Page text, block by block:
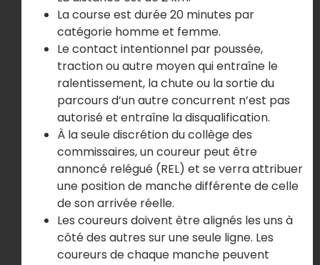
La course est durée 20 minutes par
catégorie homme et femme.
Le contact intentionnel par poussée,
traction ou autre moyen qui entraîne le
ralentissement, la chute ou la sortie du
parcours d’un autre concurrent n’est pas
autorisé et entraîne la disqualification.
À la seule discrétion du collège des
commissaires, un coureur peut être
annoncé relégué (REL) et se verra attribuer
une position de manche différente de celle
de son arrivée réelle.
Les coureurs doivent être alignés les uns à
côté des autres sur une seule ligne. Les
coureurs de chaque manche peuvent